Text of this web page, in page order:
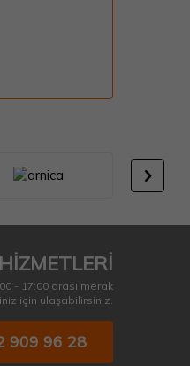
- 17:00 arası merak
için ulaşabilirsiniz.
909 96 28